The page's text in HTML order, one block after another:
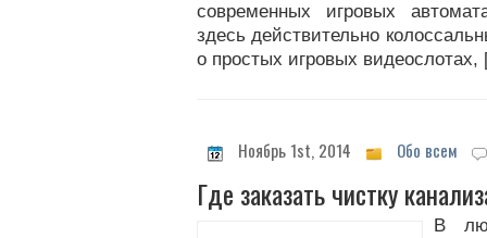
современных игровых
здесь действительно
о простых игровых
Ноябрь 1st, 2014 Обо всем
Где заказать чистку
В